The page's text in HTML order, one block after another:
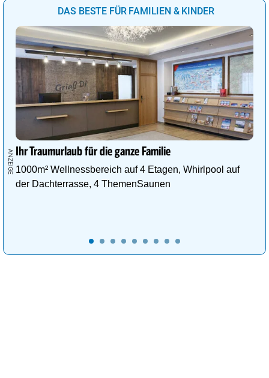
DAS BESTE FÜR FAMILIEN & KINDER
Ihr Traumurlaub für die ganze Familie
1000m² Wellnessbereich auf 4 Etagen, Whirlpool auf
der Dachterrasse, 4 ThemenSaunen